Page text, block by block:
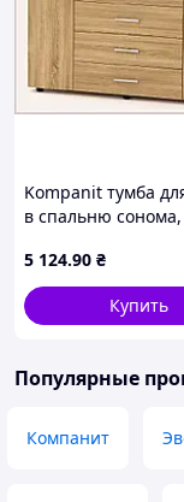
Kompanit тумба
в спальню сонома,
5 124.90 ₴
Купить
Популярные
Компанит